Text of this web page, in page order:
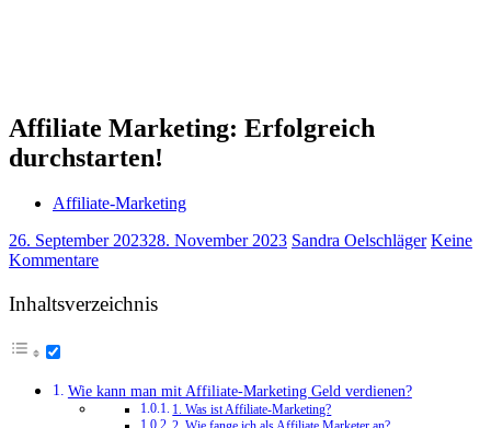
Affiliate Marketing: Erfolgreich
durchstarten!
Affiliate-Marketing
26. September 202328. November 2023 Sandra Oelschläger Keine
Kommentare
Inhaltsverzeichnis
Wie kann man mit Affiliate-Marketing Geld verdienen?
1. Was ist Affiliate-Marketing?